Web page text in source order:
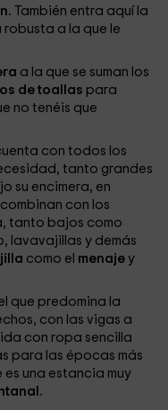
También entra aquí la
robusta a la que le
a la que se suman los
de toallas para
no tenéis que
con todos los
tanto grandes
su encimera, en
con los
tanto bajos como
lavavajillas y demás
como el menajey
que predomina la
con las vigas a
con ropa sencilla
para las épocas más
es una estancia muy